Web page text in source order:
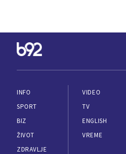
INFO
SPORT
BIZ
ŽIVOT
ZDRAVLJE
VIDEO
TV
ENGLISH
VREME